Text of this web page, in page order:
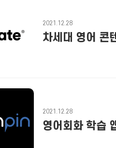
차세대 영어 콘
2021.12.28
영어회화 학습
2021.12.28